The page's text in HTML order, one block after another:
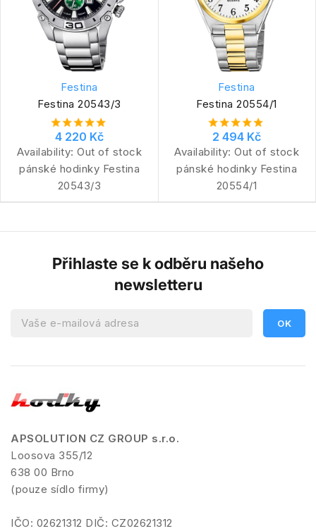
Festina
Festina 20543/3
4 220 Kč
Availability: Out of stock
pánské hodinky Festina
20543/3
Festina
Festina 20554/1
2 494 Kč
Availability: Out of stock
pánské hodinky Festina
20554/1
Přihlaste se k odběru našeho
newsletteru
APSOLUTION CZ GROUP s.r.o.
Loosova 355/12
638 00 Brno
(pouze sídlo firmy)
IČO: 02621312 DIČ: CZ02621312